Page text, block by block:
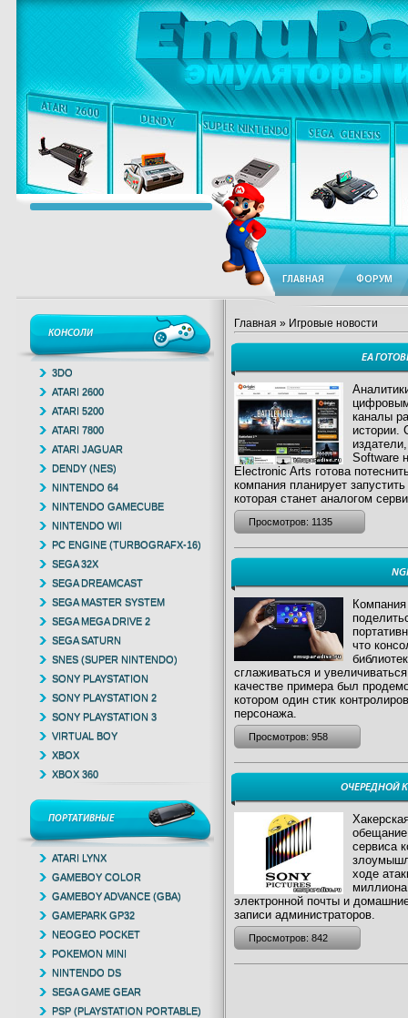
ГЛАВНАЯ ФОРУМ
Главная » Игровые новости
EA
каналы
истории.
Software
Electronic Arts готова
компания планирует
которая станет аналогом
Просмотров: 1135
что
сглаживаться и
качестве примера был
котором один стик
персонажа.
Просмотров: 958
ОЧЕРЕДНОЙ
сервиса
ходе
электронной почты и
записи администраторов.
Просмотров: 842
КОНСОЛИ
3DO
ATARI 2600
ATARI 5200
ATARI 7800
ATARI JAGUAR
DENDY (NES)
NINTENDO 64
NINTENDO GAMECUBE
NINTENDO WII
PC ENGINE (TURBOGRAFX-16)
SEGA 32X
SEGA DREAMCAST
SEGA MASTER SYSTEM
SEGA MEGA DRIVE 2
SEGA SATURN
SNES (SUPER NINTENDO)
SONY PLAYSTATION
SONY PLAYSTATION 2
SONY PLAYSTATION 3
VIRTUAL BOY
XBOX
XBOX 360
ПОРТАТИВНЫЕ
ATARI LYNX
GAMEBOY COLOR
GAMEBOY ADVANCE (GBA)
GAMEPARK GP32
NEOGEO POCKET
POKEMON MINI
NINTENDO DS
SEGA GAME GEAR
PSP (PLAYSTATION PORTABLE)